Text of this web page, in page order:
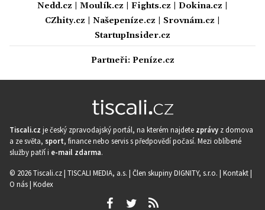
Nedd.cz
Moulík.cz Fights.cz Dokina.cz
CZhity.cz
Našepeníze.cz Srovnám.cz
StartupInsider.cz
Partneři: Peníze.cz
Tiscali.cz je český zpravodajský portál, na kterém najdete zprávy z domova
a ze světa, sport, finance nebo servis s předpovědí počasí. Mezi oblíbené
služby patří i e-mail zdarma.
© 2026 Tiscali.cz | TISCALI MEDIA, a.s. | Člen skupiny DIGNITY, s.r.o. | Kontakt|
O nás| Kodex